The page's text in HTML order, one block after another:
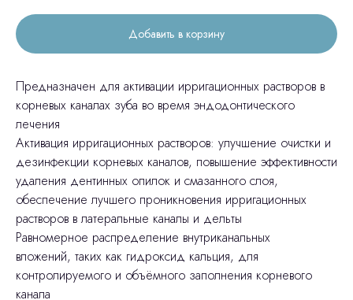
Добавить в корзину
Предназначен для активации ирригационных растворов в
корневых каналах зуба во время эндодонтического
лечения
Активация ирригационных растворов: улучшение очистки и
дезинфекции корневых каналов, повышение эффективности
удаления дентинных опилок и смазанного слоя,
обеспечение лучшего проникновения ирригационных
растворов в латеральные каналы и дельты
Равномерное распределение внутриканальных
вложений, таких как гидроксид кальция, для
контролируемого и объёмного заполнения корневого
канала